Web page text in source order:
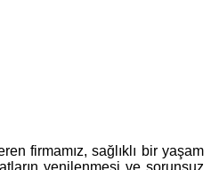
firmamız, sağlıklı bir yaşam
yenilenmesi ve sorunsuz